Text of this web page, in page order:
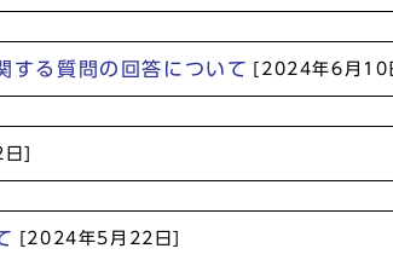
する質問の回答について [2024年6月10
]
[2024年5月22日]